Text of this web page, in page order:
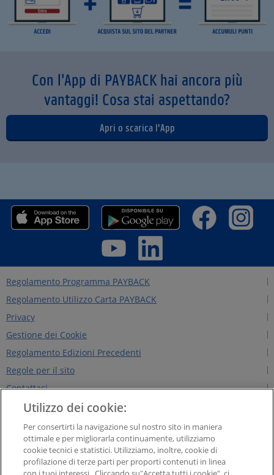
Con l'App di PAYBACK hai ancora più
vantaggi! Cosa stai aspettando?
Apri o scarica l'App
Regolamento Programma PAYBACK
Regolamento Utilizzo Carta PAYBACK
Privacy
Gestione dei Cookie
Regolamento Edizioni Precedenti
Regole per il sito
Contattaci
Chi siamo
NEWS&INTERVISTE
PAYBACK GROUP
Concorsi PAYBACK
Utilizzo dei cookie:
Per consertirti la navigazione sul nostro sito in maniera
ottimale e per migliorarla continuamente, utilizziamo
cookie tecnici e statistici. Utilizziamo, inoltre, cookie di
profilazione di terze parti per proporti contenuti in linea